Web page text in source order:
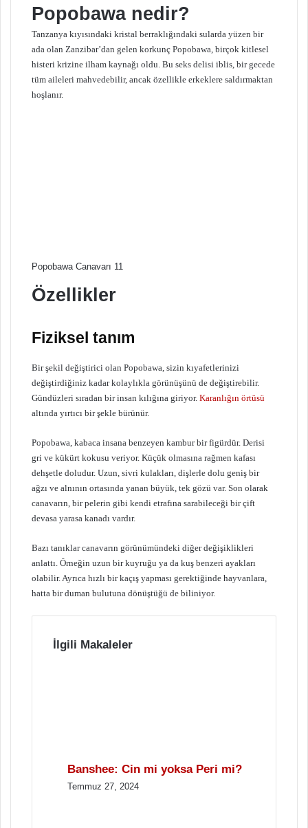
Popobawa nedir?
Tanzanya kıyısındaki kristal berraklığındaki sularda yüzen bir
ada olan Zanzibar’dan gelen korkunç Popobawa, birçok kitlesel
histeri krizine ilham kaynağı oldu. Bu seks delisi iblis, bir gecede
tüm aileleri mahvedebilir, ancak özellikle erkeklere saldırmaktan
hoşlanır.
Popobawa Canavarı 11
Özellikler
Fiziksel tanım
Bir şekil değiştirici olan Popobawa, sizin kıyafetlerinizi
değiştirdiğiniz kadar kolaylıkla görünüşünü de değiştirebilir.
Gündüzleri sıradan bir insan kılığına giriyor. Karanlığın örtüsü
altında yırtıcı bir şekle bürünür.
Popobawa, kabaca insana benzeyen kambur bir figürdür. Derisi
gri ve kükürt kokusu veriyor. Küçük olmasına rağmen kafası
dehşetle doludur. Uzun, sivri kulakları, dişlerle dolu geniş bir
ağzı ve alnının ortasında yanan büyük, tek gözü var. Son olarak
canavarın, bir pelerin gibi kendi etrafına sarabileceği bir çift
devasa yarasa kanadı vardır.
Bazı tanıklar canavarın görünümündeki diğer değişiklikleri
anlattı. Örneğin uzun bir kuyruğu ya da kuş benzeri ayakları
olabilir. Ayrıca hızlı bir kaçış yapması gerektiğinde hayvanlara,
hatta bir duman bulutuna dönüştüğü de biliniyor.
İlgili Makaleler
Banshee: Cin mi yoksa Peri mi?
Temmuz 27, 2024